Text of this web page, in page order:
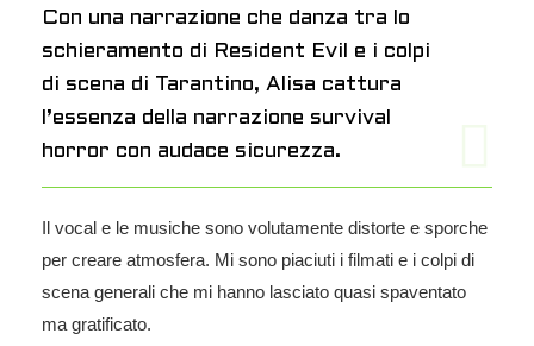
Con una narrazione che danza tra lo
schieramento di Resident Evil e i colpi
di scena di Tarantino, Alisa cattura
l’essenza della narrazione survival
horror con audace sicurezza.
Il vocal e le musiche sono volutamente distorte e sporche
per creare atmosfera. Mi sono piaciuti i filmati e i colpi di
scena generali che mi hanno lasciato quasi spaventato
ma gratificato.